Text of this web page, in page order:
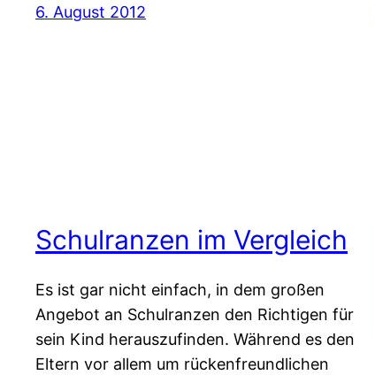
6. August 2012
Schulranzen im Vergleich
Es ist gar nicht einfach, in dem großen
Angebot an Schulranzen den Richtigen für
sein Kind herauszufinden. Während es den
Eltern vor allem um rückenfreundlichen